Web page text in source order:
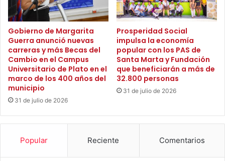
d
e
i
n
f
l
u
e
n
c
a
p
a
r
a
g
a
r
a
n
t
z
u
Gobierno de Margarita
Guerra anunció nuevas
carreras y más Becas del
Cambio en el Campus
Universitario de Plato en el
marco de los 400 años del
municipio
31 de julio de 2026
Prosperidad Social
impulsa la economía
popular con los PAS de
Santa Marta y Fundación
que beneficiarán a más de
32.800 personas
31 de julio de 2026
Popular Reciente Comentarios